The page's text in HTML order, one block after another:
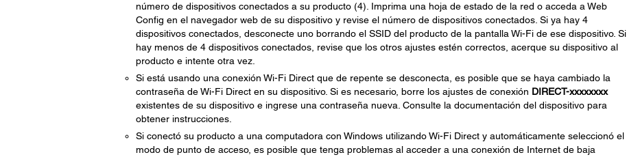
número de dispositivos conectados a su producto (4). Imprima una hoja de estado de la red o acceda a Web
Config en el navegador web de su dispositivo y revise el número de dispositivos conectados. Si ya hay 4
dispositivos conectados, desconecte uno borrando el SSID del producto de la pantalla Wi-Fi de ese dispositivo. Si
hay menos de 4 dispositivos conectados, revise que los otros ajustes estén correctos, acerque su dispositivo al
producto e intente otra vez.
Si está usando una conexión Wi-Fi Direct que de repente se desconecta, es posible que se haya cambiado la
contraseña de Wi-Fi Direct en su dispositivo. Si es necesario, borre los ajustes de conexión DIRECT-xxxxxxxx
existentes de su dispositivo e ingrese una contraseña nueva. Consulte la documentación del dispositivo para
obtener instrucciones.
Si conectó su producto a una computadora con Windows utilizando Wi-Fi Direct y automáticamente seleccionó el
modo de punto de acceso, es posible que tenga problemas al acceder a una conexión de Internet de baja